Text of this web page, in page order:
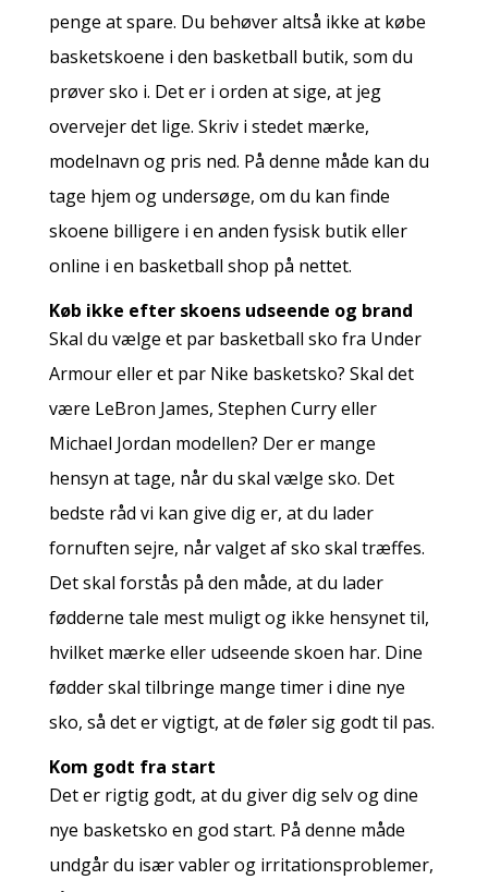
penge at spare. Du behøver altså ikke at købe
basketskoene i den basketball butik, som du
prøver sko i. Det er i orden at sige, at jeg
overvejer det lige. Skriv i stedet mærke,
modelnavn og pris ned. På denne måde kan du
tage hjem og undersøge, om du kan finde
skoene billigere i en anden fysisk butik eller
online i en basketball shop på nettet.
Køb ikke efter skoens udseende og brand
Skal du vælge et par basketball sko fra Under
Armour eller et par Nike basketsko? Skal det
være LeBron James, Stephen Curry eller
Michael Jordan modellen? Der er mange
hensyn at tage, når du skal vælge sko. Det
bedste råd vi kan give dig er, at du lader
fornuften sejre, når valget af sko skal træffes.
Det skal forstås på den måde, at du lader
fødderne tale mest muligt og ikke hensynet til,
hvilket mærke eller udseende skoen har. Dine
fødder skal tilbringe mange timer i dine nye
sko, så det er vigtigt, at de føler sig godt til pas.
Kom godt fra start
Det er rigtig godt, at du giver dig selv og dine
nye basketsko en god start. På denne måde
undgår du især vabler og irritationsproblemer,